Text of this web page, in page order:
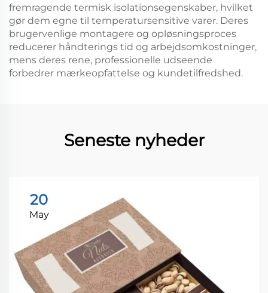
fremragende termisk isolationsegenskaber, hvilket
gør dem egne til temperatursensitive varer. Deres
brugervenlige montagere og opløsningsproces
reducerer håndterings tid og arbejdsomkostninger,
mens deres rene, professionelle udseende
forbedrer mærkeopfattelse og kundetilfredshed.
Seneste nyheder
20
May